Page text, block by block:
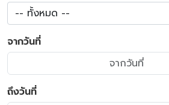
-- ทั้งหมด --
จากวันที่
ถึงวันที่